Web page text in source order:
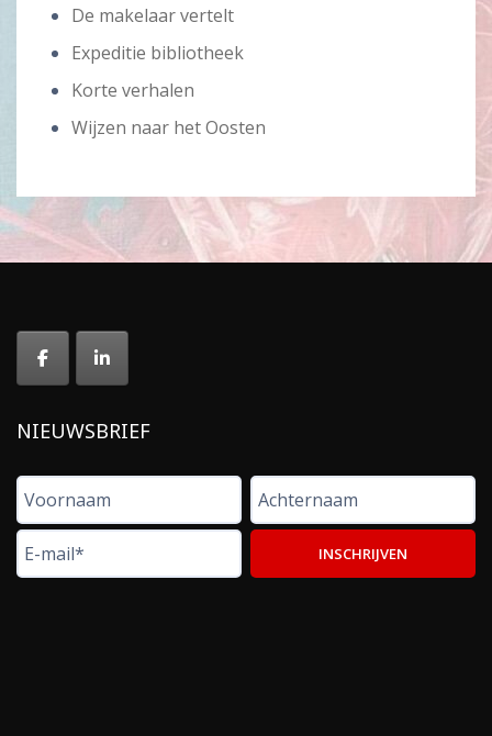
De makelaar vertelt
Expeditie bibliotheek
Korte verhalen
Wijzen naar het Oosten
NIEUWSBRIEF